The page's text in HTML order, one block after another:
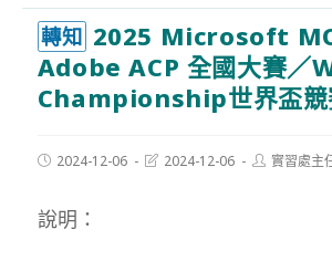
轉知 2025 Microsoft
Adobe ACP 全國大賽／
Championship世界盃競
Post2024-12-06
Post2024-12-06
Post實習處主
說明：